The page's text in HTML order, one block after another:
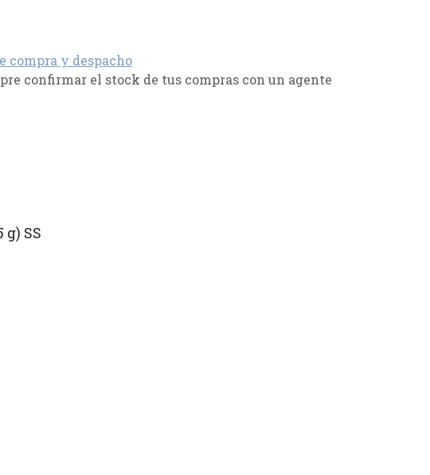
compra y despacho
confirmar el stock de tus compras con un agente
SS